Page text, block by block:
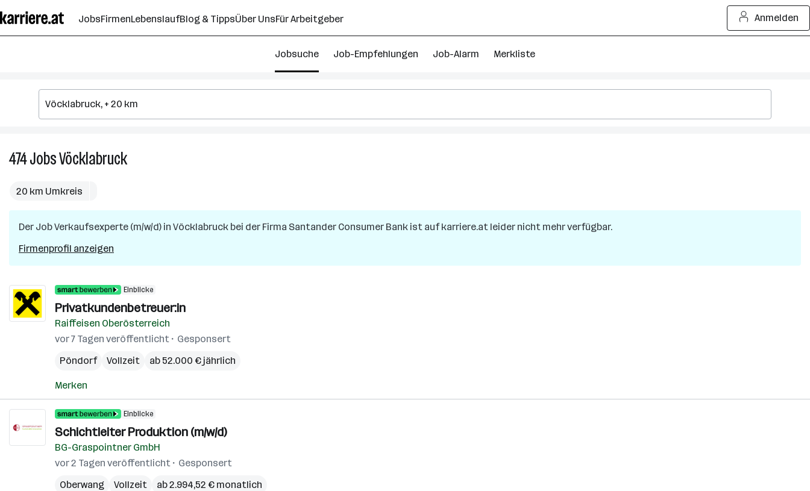
Seiteninhalt
springen
JobsFirmenLebenslaufBlog & TippsÜber UnsFür Arbeitgeber Anmelden
Jobsuche Job-Empfehlungen Job-Alarm Merkliste
474JobsVöcklabruck474
20 km Umkreis
Der JobVerkaufsexperte (m/w/d) in Vöcklabruck bei der Firma Santander Consumer Bank ist auf karriere.at leider nicht mehr verfügbar.
Firmenprofil anzeigen
Einblicke
Privatkundenbetreuer:in
Raiffeisen Oberösterreich
vor 7 Tagen veröffentlicht
Gesponsert
Pöndorf
Vollzeit ab 52.000 € jährlich
Merken
Einblicke
Schichtleiter Produktion (m/w/d)
BG-Graspointner GmbH
vor 2 Tagen veröffentlicht
Gesponsert
Oberwang
Vollzeit ab 2.994,52 € monatlich